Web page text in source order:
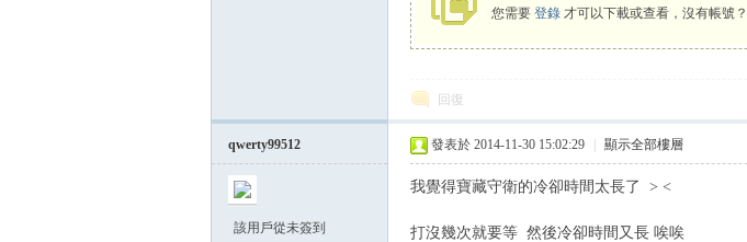
您需要 登錄 才可以下載或查看，沒有帳號？
回復
qwerty99512
該用戶從未簽到
發表於 2014-11-30 15:02:29 顯示全部樓層
我覺得寶藏守衛的冷卻時間太長了 > <
打沒幾次就要等 然後冷卻時間又長 唉唉